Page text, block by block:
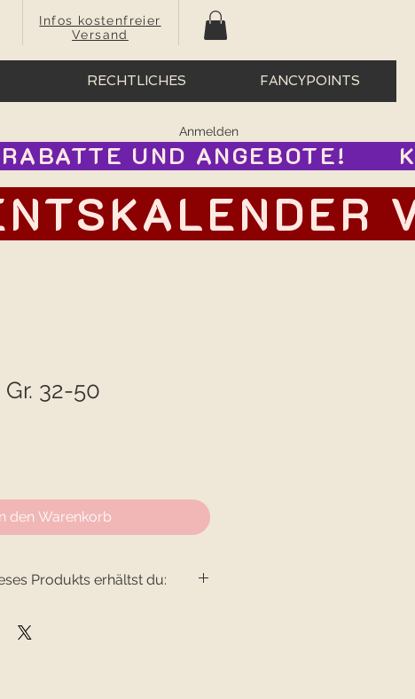
Infos kostenfreier
Versand
RECHTLICHES FANCYPOINTS
Anmelden
RABATTE UND ANGEBOTE!
32-50
den Warenkorb
Produkts erhältst du: